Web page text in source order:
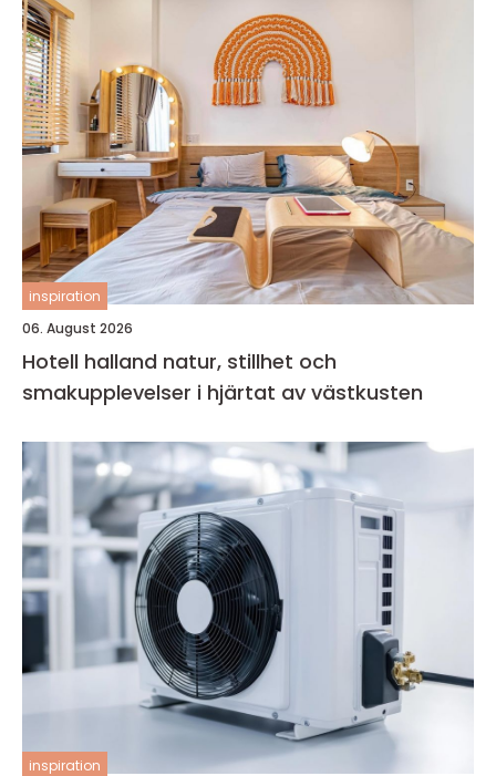
inspiration
06. August 2026
Hotell halland natur, stillhet och
smakupplevelser i hjärtat av västkusten
inspiration